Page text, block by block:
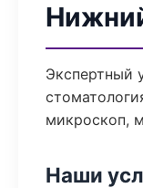
Экспертный
микроскоп,
Наши